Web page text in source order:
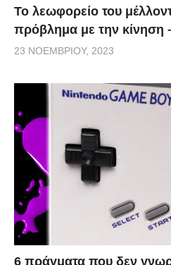
Το λεωφορείο του
πρόβλημα με την κίνηση –
23 ΝΟΕΜΒΡΊΟΥ, 2023
6 πράγματα που δεν